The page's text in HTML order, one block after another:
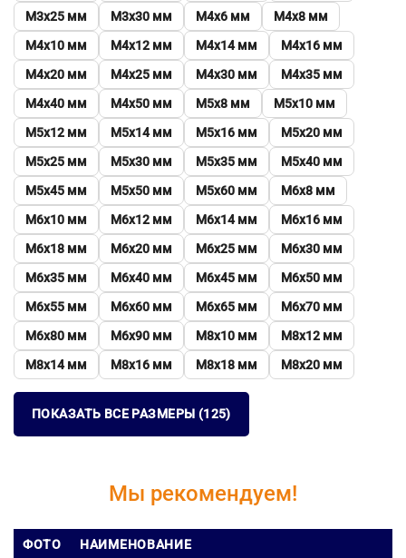
М3х25 мм
М3х30 мм М4х6 мм
М4х8 мм
М4х10 мм
М4х12 мм М4х14 мм
М4х16 мм
М4х20 мм
М4х25 мм М4х30 мм
М4х35 мм
М4х40 мм
М4х50 мм М5х8 мм
М5х10 мм
М5х12 мм
М5х14 мм М5х16 мм
М5х20 мм
М5х25 мм
М5х30 мм М5х35 мм
М5х40 мм
М5х45 мм
М5х50 мм М5х60 мм
М6х8 мм
М6х10 мм
М6х12 мм М6х14 мм
М6х16 мм
М6х18 мм
М6х20 мм М6х25 мм
М6х30 мм
М6х35 мм
М6х40 мм М6х45 мм
М6х50 мм
М6х55 мм
М6х60 мм М6х65 мм
М6х70 мм
М6х80 мм
М6х90 мм М8х10 мм
М8х12 мм
М8х14 мм
М8х16 мм М8х18 мм М8х20 мм
ПОКАЗАТЬ ВСЕ РАЗМЕРЫ (125)
Мы рекомендуем!
ФОТО НАИМЕНОВАНИЕ